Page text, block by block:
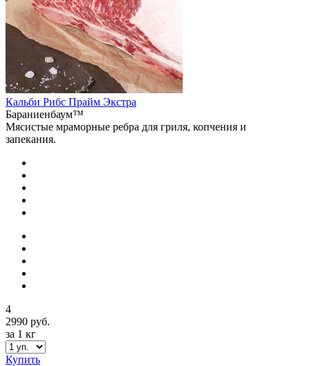
Кальби Рибс Прайм Экстра
Бараниенбаум™
Мясистые мраморные ребра для гриля, копчения и
запекания.
4
2990 руб.
за 1 кг
Купить